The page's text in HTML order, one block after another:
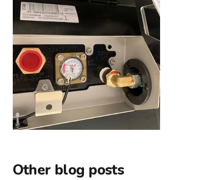
Other blog posts